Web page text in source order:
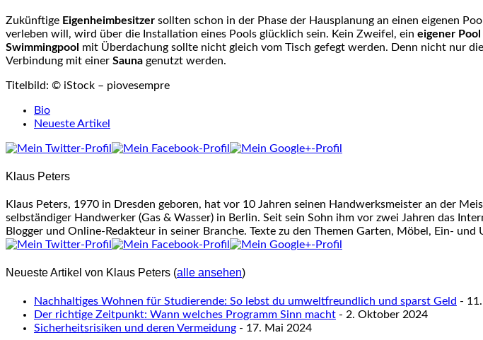
Zukünftige Eigenheimbesitzer sollten schon in der Phase der Hausplanung an einen eigenen
verleben will, wird über die Installation eines Pools glücklich sein. Kein Zweifel, ein eigener Pool
Swimmingpool mit Überdachung sollte nicht gleich vom Tisch gefegt werden. Denn nicht nur
Verbindung mit einer Sauna genutzt werden.
Titelbild: © iStock – piovesempre
following
tabs
content
Bio
Neueste Artikel
Klaus Peters
Klaus Peters, 1970 in Dresden geboren, hat vor 10 Jahren seinen Handwerksmeister an der
selbständiger Handwerker (Gas & Wasser) in Berlin. Seit sein Sohn ihm vor zwei Jahren das
Blogger und Online-Redakteur in seiner Branche. Texte zu den Themen Garten, Möbel, Ein-
Neueste Artikel von Klaus Peters (alle ansehen)
Nachhaltiges Wohnen für Studierende: So lebst du umweltfreundlich und sparst Geld -
Der richtige Zeitpunkt: Wann welches Programm Sinn macht - 2. Oktober 2024
Sicherheitsrisiken und deren Vermeidung - 17. Mai 2024